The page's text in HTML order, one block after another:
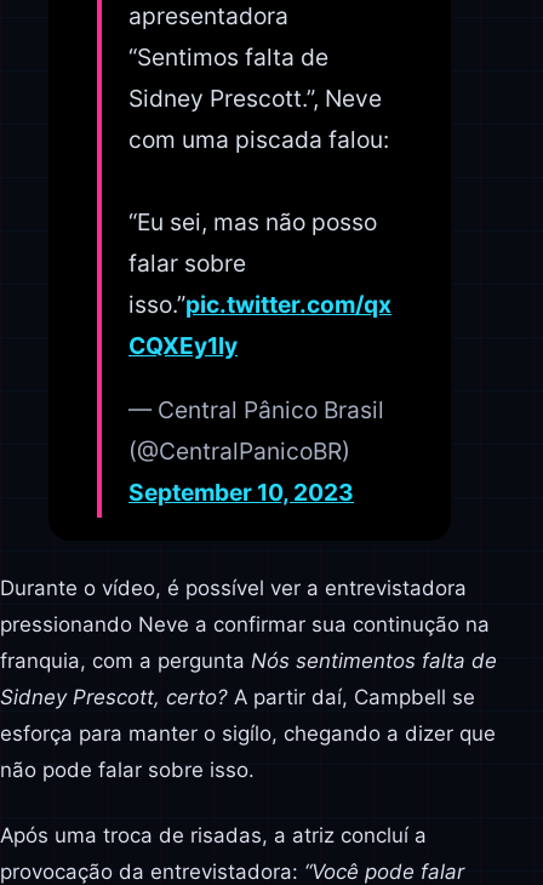
apresentadora
“Sentimos falta de
Sidney Prescott.”, Neve
com uma piscada falou:
“Eu sei, mas não posso
falar sobre
isso.”pic.twitter.com/qx
CQXEy1ly
— Central Pânico Brasil
(@CentralPanicoBR)
September 10, 2023
Durante o vídeo, é possível ver a entrevistadora
pressionando Neve a confirmar sua continução na
franquia, com a pergunta Nós sentimentos falta de
Sidney Prescott, certo? A partir daí, Campbell se
esforça para manter o sigílo, chegando a dizer que
não pode falar sobre isso.
Após uma troca de risadas, a atriz concluí a
provocação da entrevistadora: “Você pode falar